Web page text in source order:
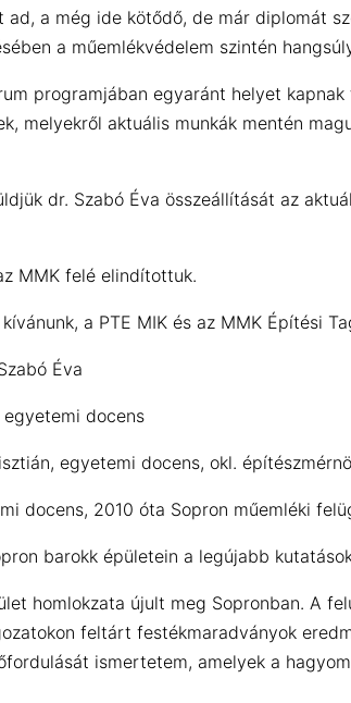
a még ide kötődő, de már diplomát
a műemlékvédelem szintén
programjában egyaránt helyet
melyekről aktuális munkák mentén
dr. Szabó Éva összeállítását az
MMK felé elindítottuk.
a PTE MIK és az MMK Építési
Éva
egyetemi docens
egyetemi docens, okl.
docens, 2010 óta Sopron műemléki
barokk épületein a legújabb
homlokzata újult meg Sopronban. A
feltárt festékmaradványok
ismertetem, amelyek a